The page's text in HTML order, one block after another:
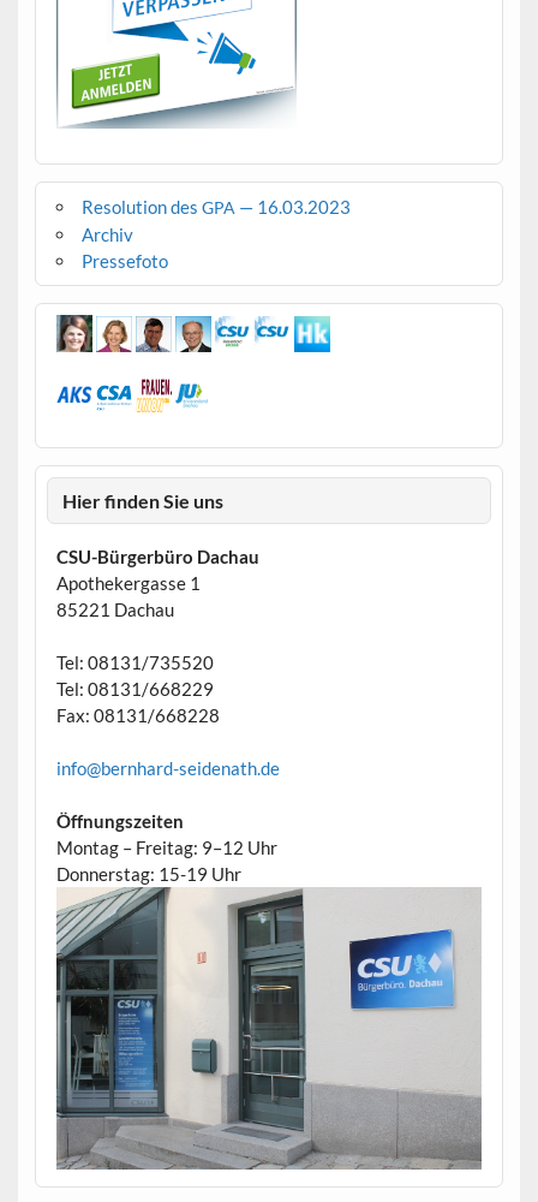
Resolution des GPA — 16.03.2023
Archiv
Pressefoto
Hier finden Sie uns
CSU-Bürgerbüro Dachau
Apothekergasse 1
85221 Dachau
Tel: 08131/735520
Tel: 08131/668229
Fax: 08131/668228
info@bernhard-seidenath.de
Öffnungszeiten
Montag – Freitag: 9–12 Uhr
Donnerstag: 15-19 Uhr